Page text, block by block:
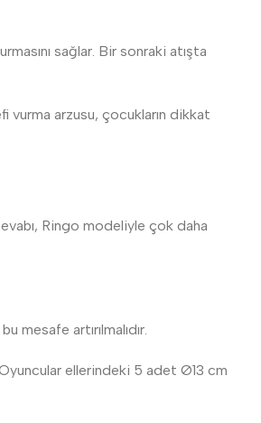
sağlar. Bir sonraki atışta
vurma arzusu, çocukların dikkat
Ringo modeliyle çok daha
artırılmalıdır.
ellerindeki 5 adet Ø13 cm